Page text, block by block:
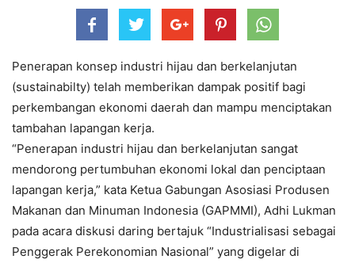
Penerapan konsep industri hijau dan berkelanjutan
(sustainabilty) telah memberikan dampak positif bagi
perkembangan ekonomi daerah dan mampu menciptakan
tambahan lapangan kerja.
“Penerapan industri hijau dan berkelanjutan sangat
mendorong pertumbuhan ekonomi lokal dan penciptaan
lapangan kerja,” kata Ketua Gabungan Asosiasi Produsen
Makanan dan Minuman Indonesia (GAPMMI), Adhi Lukman
pada acara diskusi daring bertajuk “Industrialisasi sebagai
Penggerak Perekonomian Nasional” yang digelar di